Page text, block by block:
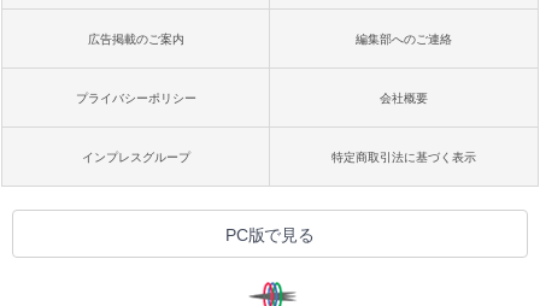
広告掲載のご案内 編集部へのご連絡
プライバシーポリシー 会社概要
インプレスグループ 特定商取引法に基づく表示
PC版で見る